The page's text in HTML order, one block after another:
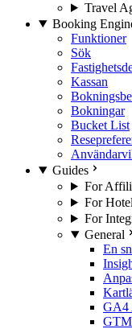
Travel
Booking
Funktioner
Sök
Kassan
Bokningar
Bucket List
Guides
For
For
For
General
En
GA4